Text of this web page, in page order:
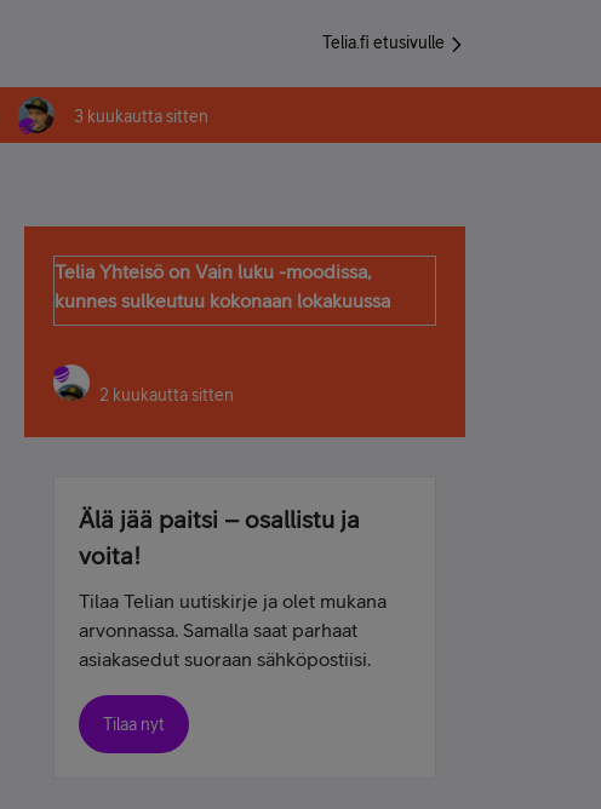
Telia.fi etusivulle
3 kuukautta sitten
Telia Yhteisö on Vain luku -moodissa,
kunnes sulkeutuu kokonaan lokakuussa
2 kuukautta sitten
Älä jää paitsi – osallistu ja
voita!
Tilaa Telian uutiskirje ja olet mukana
arvonnassa. Samalla saat parhaat
asiakasedut suoraan sähköpostiisi.
Tilaa nyt